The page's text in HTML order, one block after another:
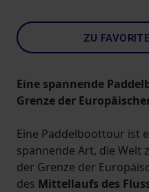
ZU
Eine spannende
Grenze der
Eine Paddelboottour ist
spannende Art, die Welt
der Grenze der
des Mittellaufs des